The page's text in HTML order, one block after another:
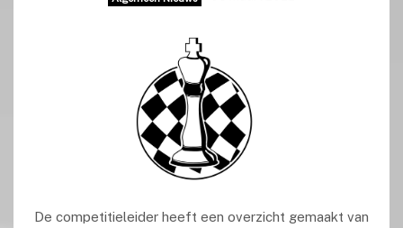
De competitieleider heeft een overzicht gemaakt van